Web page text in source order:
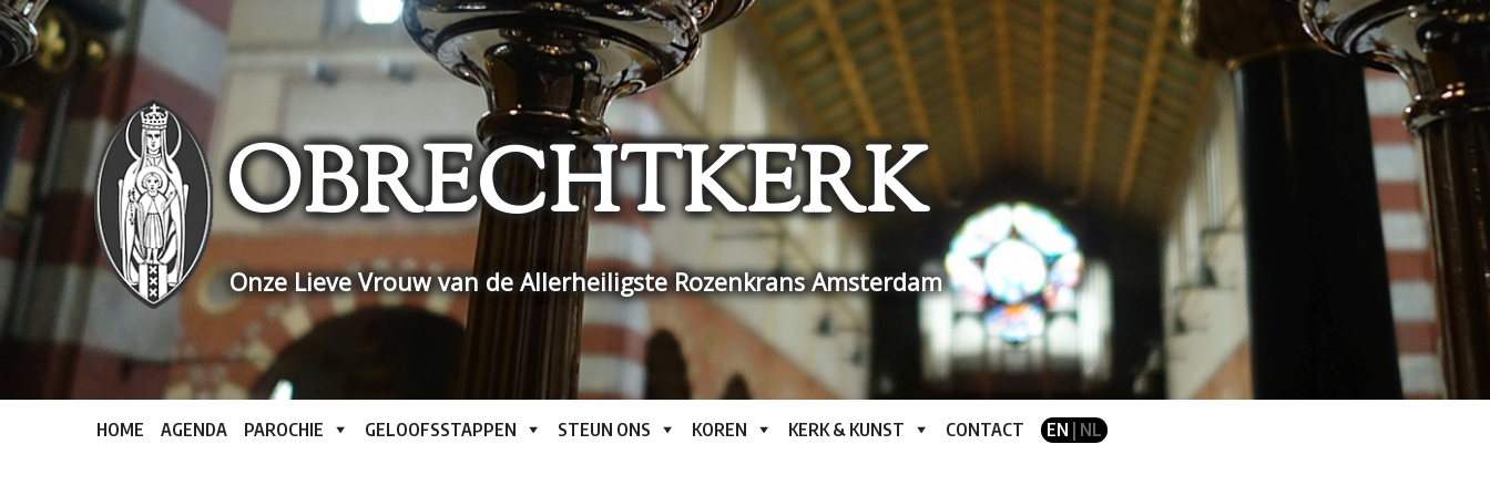
Skip
to
content
OBRECHTKERK
Onze Lieve Vrouw van de Allerheiligste Rozenkrans Amsterdam
HOME AGENDA PAROCHIE GELOOFSSTAPPEN STEUN ONS KOREN KERK & KUNST CONTACT EN | NL